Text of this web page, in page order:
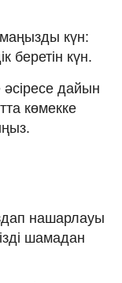
маңызды күн:
беретін күн.
дайын
көмекке
нашарлауы
шамадан